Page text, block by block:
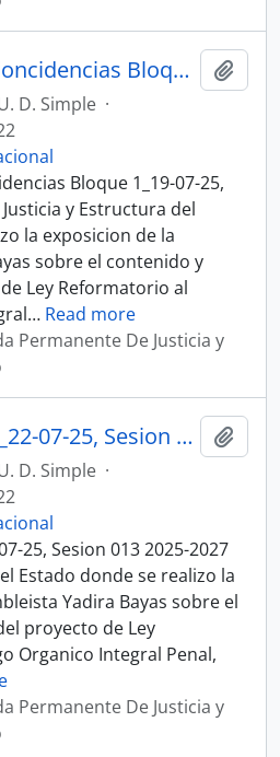
002_S-D_Matriz Cioncidencias Bloque 1_19-07-25, Sesion 013 Justicia y Estructura del Estado
D. Simple ·
Bloque 1_19-07-25,
y Estructura del
la exposicion de la
sobre el contenido y
Ley Reformatorio al
… Read more
Permanente De Justicia y
004_S-D_Ppt Coip_22-07-25, Sesion 013 Justicia y Estructura del Estado
D. Simple ·
25, Sesion 013 2025-2027
Estado donde se realizo la
Yadira Bayas sobre el
proyecto de Ley
Organico Integral Penal,
Permanente De Justicia y